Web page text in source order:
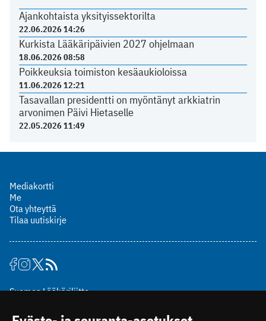
Ajankohtaista yksityissektorilta
22.06.2026 14:26
Kurkista Lääkäripäivien 2027 ohjelmaan
18.06.2026 08:58
Poikkeuksia toimiston kesäaukioloissa
11.06.2026 12:21
Tasavallan presidentti on myöntänyt arkkiatrin
arvonimen Päivi Hietaselle
22.05.2026 11:49
Mediakortti
Me
Ota yhteyttä
Tilaa uutiskirje
Suomen Lääkäriliitto
00510 Helsinki